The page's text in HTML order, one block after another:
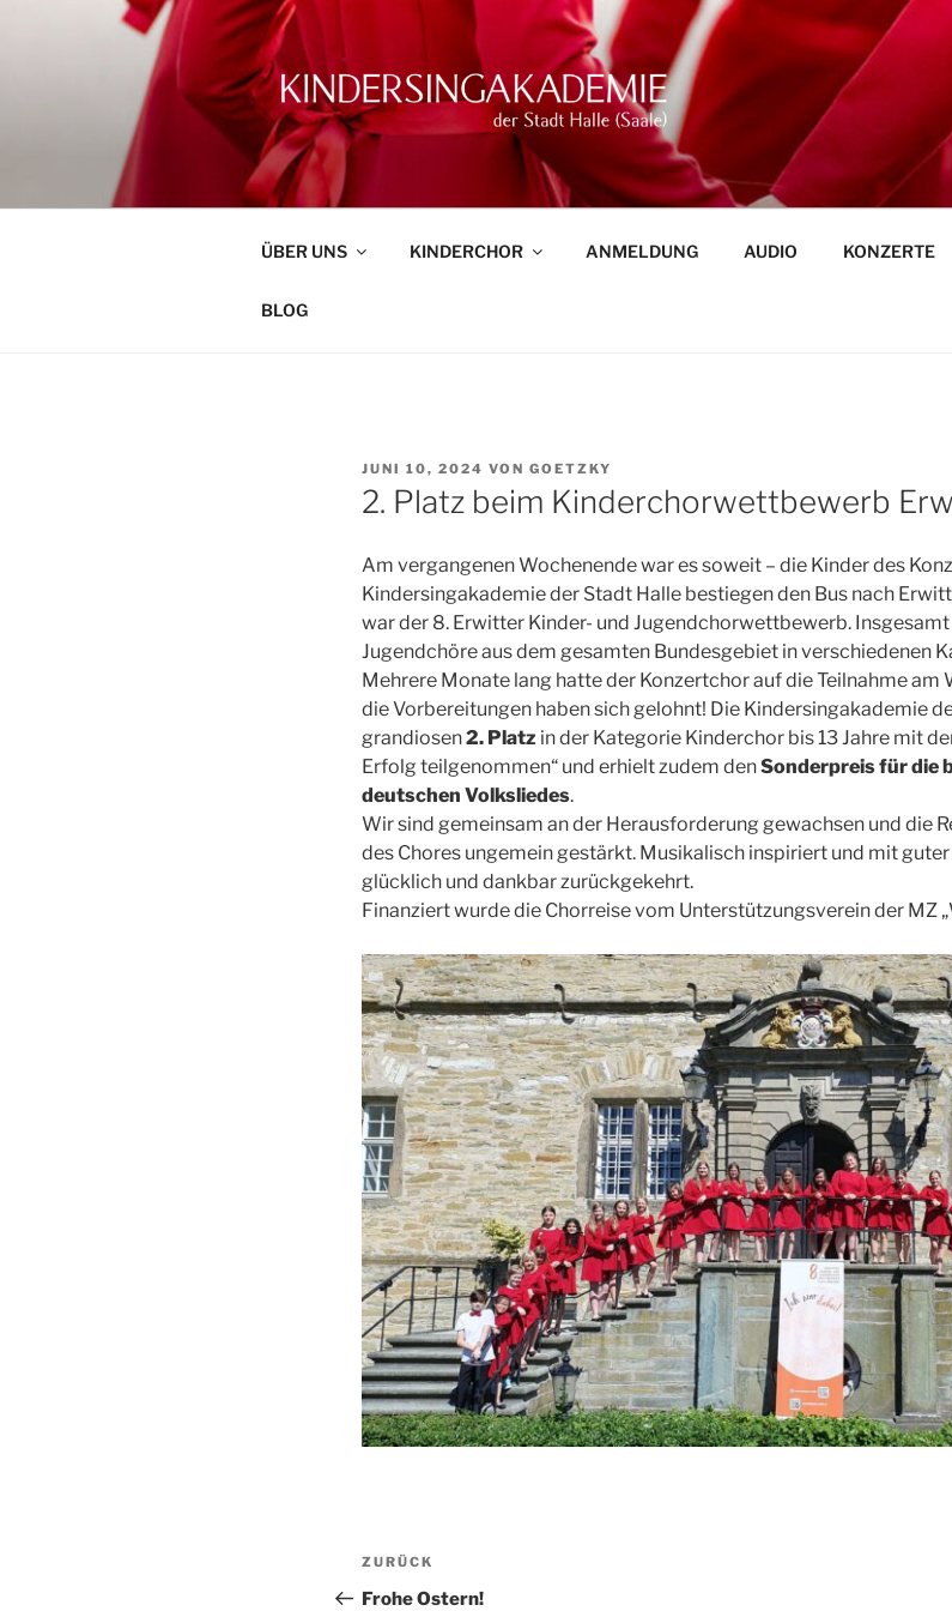
KINDERSINGAKADEMIE
(SAALE)
ÜBER UNS KINDERCHOR ANMELDUNG AUDIO KONZERTE
BLOG
VERÖFFENTLICHT
AM
JUNI 10, 2024 VON GOETZKY
2. Platz beim Kinderchorwettbewerb
Am vergangenen Wochenende war es soweit – die Kinder des
Kindersingakademie der Stadt Halle bestiegen den Bus nach
war der 8. Erwitter Kinder- und Jugendchorwettbewerb.
Jugendchöre aus dem gesamten Bundesgebiet in verschiedenen
Mehrere Monate lang hatte der Konzertchor auf die Teilnahme
die Vorbereitungen haben sich gelohnt! Die Kindersingakademie
grandiosen2. Platz in der Kategorie Kinderchor bis 13 Jahre mit
Erfolg teilgenommen“ und erhielt zudem denSonderpreis für die
deutschen Volksliedes.
Wir sind gemeinsam an der Herausforderung gewachsen und die
des Chores ungemein gestärkt. Musikalisch inspiriert und mit
glücklich und dankbar zurückgekehrt.
Finanziert wurde die Chorreise vom Unterstützungsverein der MZ
Beitragsnavigation
Vorheriger
Beitrag
ZURÜCK
Frohe Ostern!